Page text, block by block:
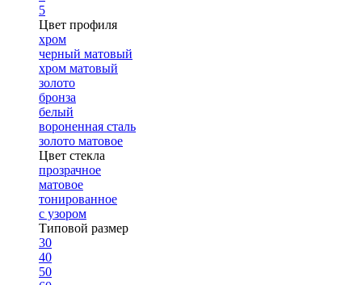
5
Цвет профиля
хром
черный матовый
хром матовый
золото
бронза
белый
вороненная сталь
золото матовое
Цвет стекла
прозрачное
матовое
тонированное
с узором
Типовой размер
30
40
50